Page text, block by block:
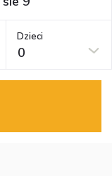
Dzieci
0